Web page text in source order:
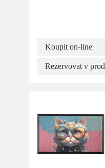
Koupit on-line
Rezervovat v